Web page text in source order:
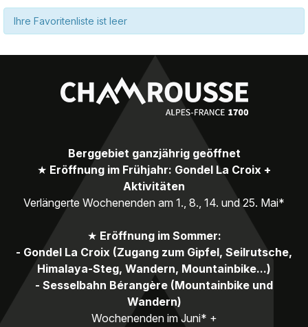
Ihre Favoritenliste ist leer
Berggebiet ganzjährig geöffnet
★ Eröffnung im Frühjahr: Gondel La Croix +
Aktivitäten
Verlängerte Wochenenden am 1., 8., 14. und 25. Mai*
★ Eröffnung im Sommer:
- Gondel La Croix (Zugang zum Gipfel, Seilrutsche,
Himalaya-Steg, Wandern, Mountainbike...)
- Sesselbahn Bérangère (Mountainbike und
Wandern)
Wochenenden im Juni* +